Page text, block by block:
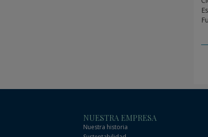
NUESTRA EMPRESA
Nuestra historia